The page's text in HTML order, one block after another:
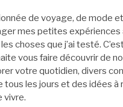
de voyage, de mode et
mes petites expériences
choses que j’ai testé.
vous faire découvrir de
votre quotidien, divers
tous les jours et des idées à
vivre.